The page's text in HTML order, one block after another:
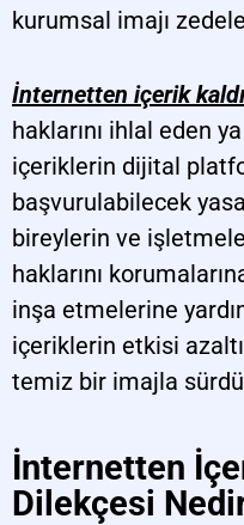
kurumsal imajı
İnternetten içerik
haklarını ihlal eden
içeriklerin dijital
başvurulabilecek
bireylerin ve
haklarını
inşa etmelerine
içeriklerin etkisi
temiz bir imajla
İnternetten
Dilekçesi